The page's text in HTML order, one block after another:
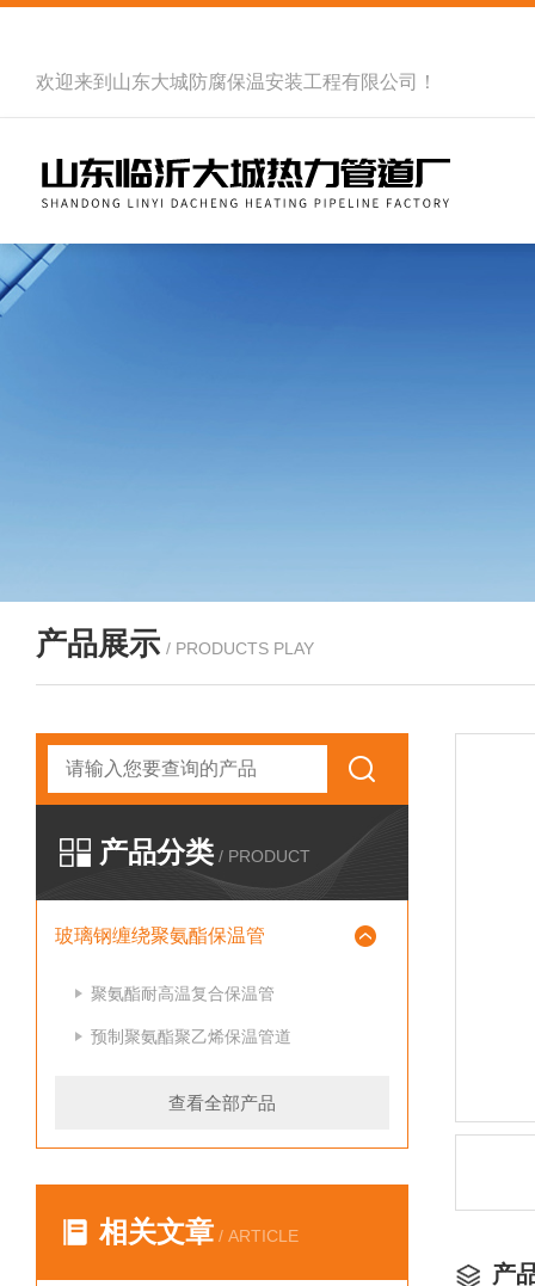
欢迎来到 山东大城防腐保温安装工程有限公司 ！
产品展示 / PRODUCTS PLAY
产品分类 / PRODUCT
玻璃钢缠绕聚氨酯保温管
聚氨酯耐高温复合保温管
预制聚氨酯聚乙烯保温管道
查看全部产品
相关文章 / ARTICLE
产